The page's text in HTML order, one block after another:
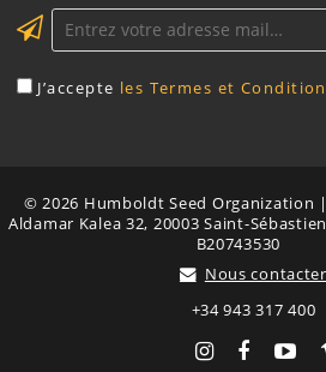
J’accepte les Termes et
© 2026 Humboldt Seed Organization
Aldamar Kalea 32, 20003 Saint-
B20743530
Nous contacter
+34 943 317 400